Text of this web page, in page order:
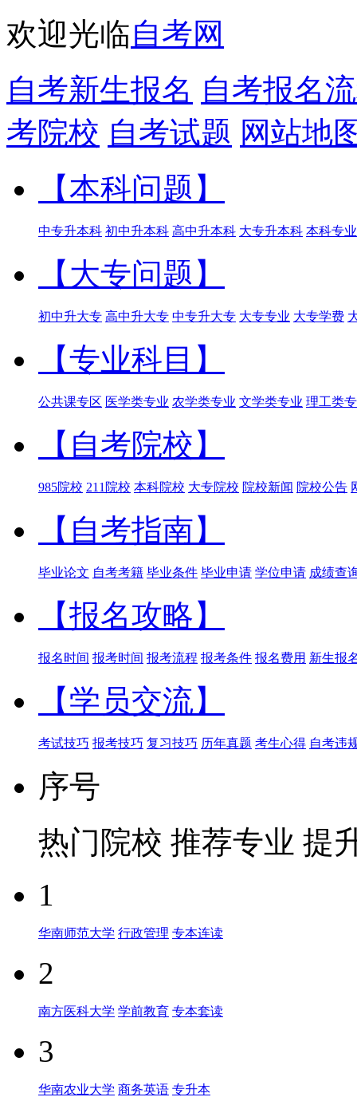
欢迎光临自考网
自考新生报名 自考报名
考院校 自考试题 网站地
【本科问题】
中专升本科 初中升本科 高中升本科 大专升本科 本科专业
【大专问题】
初中升大专 高中升大专 中专升大专 大专专业 大专学费
【专业科目】
公共课专区 医学类专业 农学类专业 文学类专业 理工类
【自考院校】
985院校 211院校 本科院校 大专院校 院校新闻 院校公告
【自考指南】
毕业论文 自考考籍 毕业条件 毕业申请 学位申请 成绩查
【报名攻略】
报名时间 报考时间 报考流程 报考条件 报名费用 新生报
【学员交流】
考试技巧 报考技巧 复习技巧 历年真题 考生心得 自考违
序号
热门院校 推荐专业 提
1
华南师范大学 行政管理 专本连读
2
南方医科大学 学前教育 专本套读
3
华南农业大学 商务英语 专升本